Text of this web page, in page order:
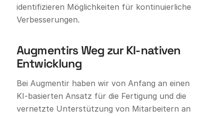
identifizieren Möglichkeiten für kontinuierliche
Verbesserungen.
Augmentirs Weg zur KI-nativen
Entwicklung
Bei Augmentir haben wir von Anfang an einen
KI-basierten Ansatz für die Fertigung und die
vernetzte Unterstützung von Mitarbeitern an